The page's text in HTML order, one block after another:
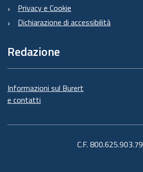
Privacy e Cookie
Dichiarazione di accessibilità
Redazione
Informazioni sul Burert
e contatti
C.F. 800.625.903.79